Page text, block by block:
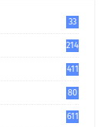
33
214
411
80
611